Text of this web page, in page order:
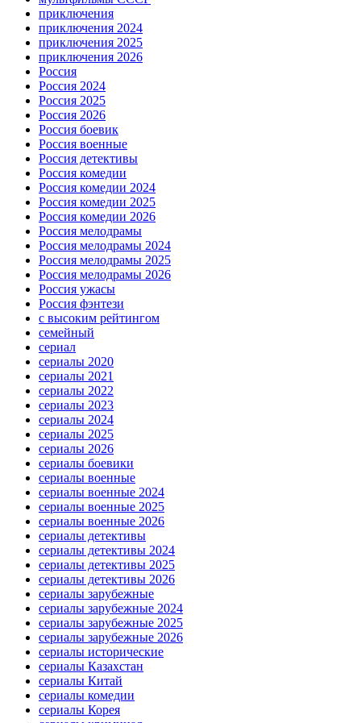
приключения
приключения 2024
приключения 2025
приключения 2026
Россия
Россия 2024
Россия 2025
Россия 2026
Россия боевик
Россия военные
Россия детективы
Россия комедии
Россия комедии 2024
Россия комедии 2025
Россия комедии 2026
Россия мелодрамы
Россия мелодрамы 2024
Россия мелодрамы 2025
Россия мелодрамы 2026
Россия ужасы
Россия фэнтези
с высоким рейтингом
семейный
сериал
сериалы 2020
сериалы 2021
сериалы 2022
сериалы 2023
сериалы 2024
сериалы 2025
сериалы 2026
сериалы боевики
сериалы военные
сериалы военные 2024
сериалы военные 2025
сериалы военные 2026
сериалы детективы
сериалы детективы 2024
сериалы детективы 2025
сериалы детективы 2026
сериалы зарубежные
сериалы зарубежные 2024
сериалы зарубежные 2025
сериалы зарубежные 2026
сериалы исторические
сериалы Казахстан
сериалы Китай
сериалы комедии
сериалы Корея